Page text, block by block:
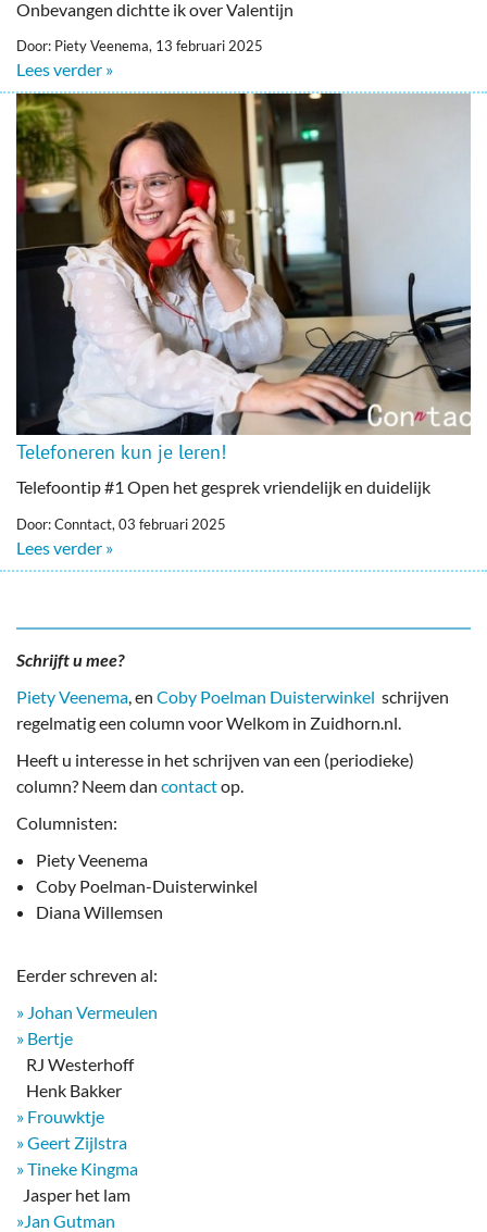
Onbevangen dichtte ik over Valentijn
Door: Piety Veenema, 13 februari 2025
Lees verder »
Telefoneren kun je leren!
Telefoontip #1 Open het gesprek vriendelijk en duidelijk
Door: Conntact, 03 februari 2025
Lees verder »
Schrijft u mee?
Piety Veenema, en Coby Poelman Duisterwinkel schrijven
regelmatig een column voor Welkom in Zuidhorn.nl.
Heeft u interesse in het schrijven van een (periodieke)
column? Neem dan contactop.
Columnisten:
Piety Veenema
Coby Poelman-Duisterwinkel
Diana Willemsen
Eerder schreven al:
» Johan Vermeulen
» Bertje
RJ Westerhoff
Henk Bakker
» Frouwktje
» Geert Zijlstra
» Tineke Kingma
​ Jasper het lam
»Jan Gutman